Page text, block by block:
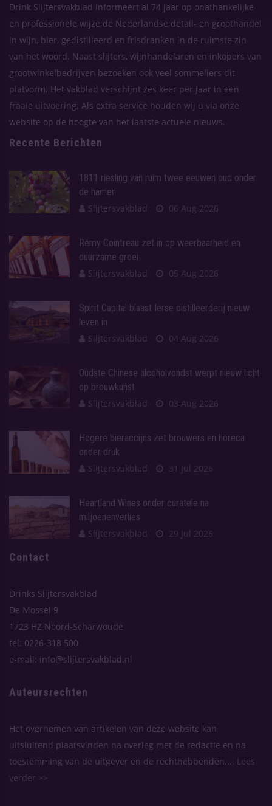
Drink Slijtersvakblad informeert al 74 jaar op onafhankelijke
en professionele wijze de Nederlandse detail- en groothandel
in wijn, bier, gedistilleerd en frisdranken in de ruimste zin
van het woord. Naast slijters, wijnhandelaren en inkopers van
grootwinkelbedrijven bezoeken ook veel sommeliers dit
platvorm. Het vakblad verschijnt zes keer per jaar in een
fraaie uitvoering. Als extra service houden wij u via onze
website op de hoogte van het laatste actuele nieuws.
Recente Berichten
1811 riesling van ruim twee eeuwen oud onder
de hamer
Slijtersvakblad
06 Aug 2026
Rémy Cointreau zet in op weerbaarheid en
duurzame groei
Slijtersvakblad
05 Aug 2026
Spirit Capital blaast Ierse distilleerderij nieuw
leven in
Slijtersvakblad
04 Aug 2026
Oudste Chinese alcoholvondst werpt nieuw licht
op brouwkunst
Slijtersvakblad
03 Aug 2026
Hogere bieraccijns zet brouwers en horeca
onder druk
Slijtersvakblad
31 Jul 2026
Heartland Wines onder curatele na
miljoenenverlies
Slijtersvakblad
29 Jul 2026
Contact
Drinks Slijtersvakblad
De Mossel 9
1723 HZ Noord-Scharwoude
tel: 0226-318 500
e-mail: info@slijtersvakblad.nl
Auteursrechten
Het overnemen van artikelen van deze website kan
uitsluitend plaatsvinden na overleg met de redactie en na
toestemming van de uitgever en de rechthebbenden....
Lees
verder >>